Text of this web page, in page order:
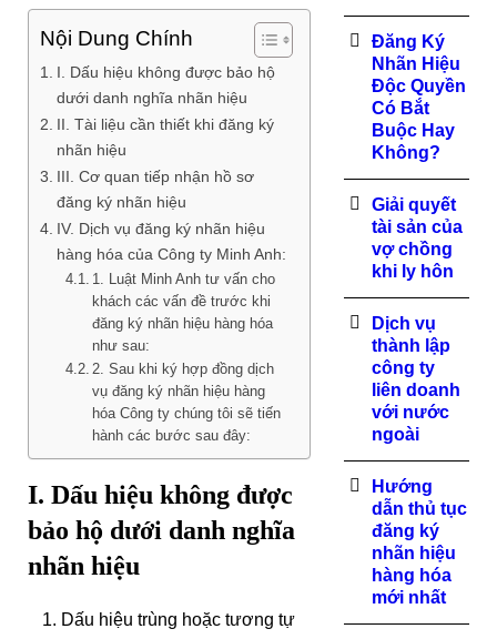
Nội Dung Chính
I. Dấu hiệu không được bảo hộ
dưới danh nghĩa nhãn hiệu
II. Tài liệu cần thiết khi đăng ký
nhãn hiệu
III. Cơ quan tiếp nhận hồ sơ
đăng ký nhãn hiệu
IV. Dịch vụ đăng ký nhãn hiệu
hàng hóa của Công ty Minh Anh:
1. Luật Minh Anh tư vấn cho
khách các vấn đề trước khi
đăng ký nhãn hiệu hàng hóa
như sau:
2. Sau khi ký hợp đồng dịch
vụ đăng ký nhãn hiệu hàng
hóa Công ty chúng tôi sẽ tiến
hành các bước sau đây:
I. Dấu hiệu không được
bảo hộ dưới danh nghĩa
nhãn hiệu
Dấu hiệu trùng hoặc tương tự
Đăng Ký
Nhãn Hiệu
Độc Quyền
Có Bắt
Buộc Hay
Không?
Giải quyết
tài sản của
vợ chồng
khi ly hôn
Dịch vụ
thành lập
công ty
liên doanh
với nước
ngoài
Hướng
dẫn thủ tục
đăng ký
nhãn hiệu
hàng hóa
mới nhất